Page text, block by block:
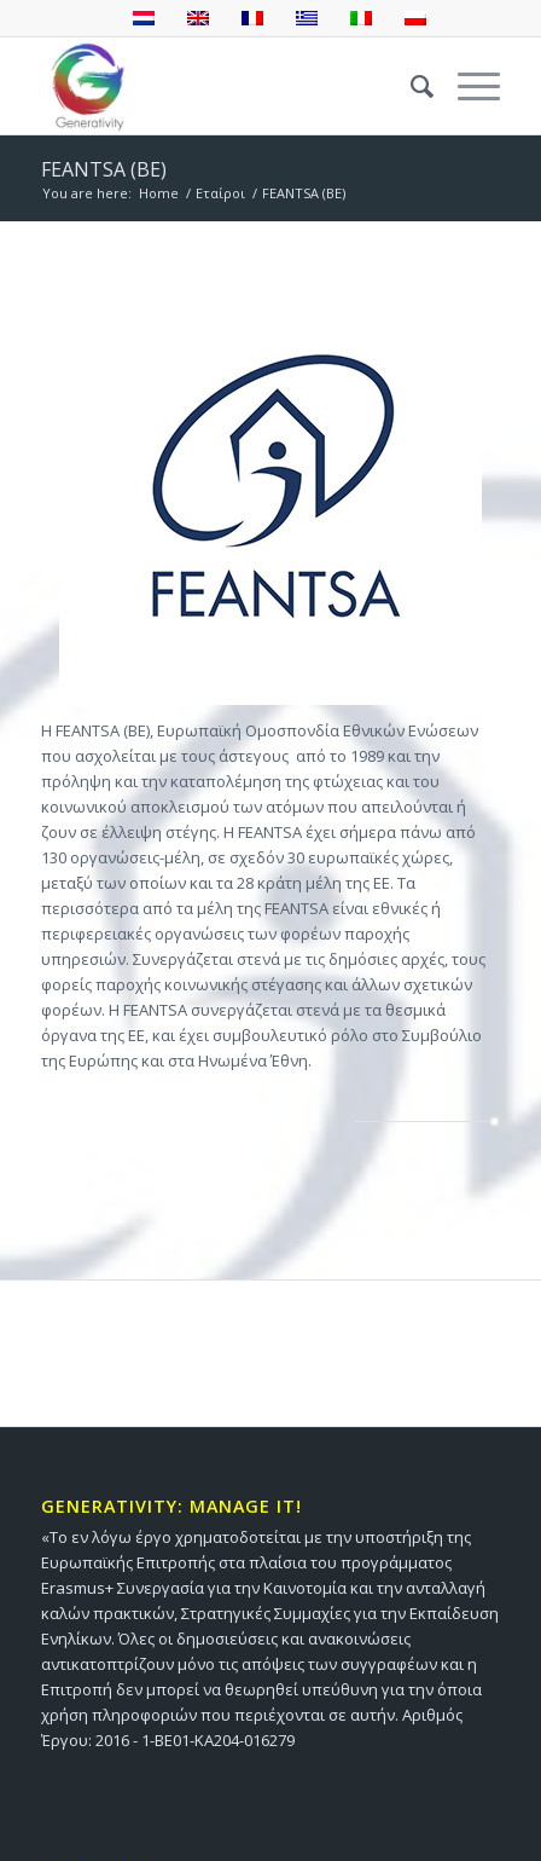
FEANTSA (BE)
You are here: Home / Εταίροι / FEANTSA (BE)
Η FEANTSA (BE), Ευρωπαϊκή Ομοσπονδία Εθνικών Ενώσεων
που ασχολείται με τους άστεγους από το 1989 και την
πρόληψη και την καταπολέμηση της φτώχειας και του
κοινωνικού αποκλεισμού των ατόμων που απειλούνται ή
ζουν σε έλλειψη στέγης. Η FEANTSA έχει σήμερα πάνω από
130 οργανώσεις-μέλη, σε σχεδόν 30 ευρωπαϊκές χώρες,
μεταξύ των οποίων και τα 28 κράτη μέλη της ΕΕ. Τα
περισσότερα από τα μέλη της FEANTSA είναι εθνικές ή
περιφερειακές οργανώσεις των φορέων παροχής
υπηρεσιών. Συνεργάζεται στενά με τις δημόσιες αρχές, τους
φορείς παροχής κοινωνικής στέγασης και άλλων σχετικών
φορέων. Η FEANTSA συνεργάζεται στενά με τα θεσμικά
όργανα της ΕΕ, και έχει συμβουλευτικό ρόλο στο Συμβούλιο
της Ευρώπης και στα Ηνωμένα Έθνη.
GENERATIVITY: MANAGE IT!
«Το εν λόγω έργο χρηματοδοτείται με την υποστήριξη της
Ευρωπαϊκής Επιτροπής στα πλαίσια του προγράμματος
Erasmus+ Συνεργασία για την Καινοτομία και την ανταλλαγή
καλών πρακτικών, Στρατηγικές Συμμαχίες για την Εκπαίδευση
Ενηλίκων. Όλες οι δημοσιεύσεις και ανακοινώσεις
αντικατοπτρίζουν μόνο τις απόψεις των συγγραφέων και η
Επιτροπή δεν μπορεί να θεωρηθεί υπεύθυνη για την όποια
χρήση πληροφοριών που περιέχονται σε αυτήν. Αριθμός
Έργου: 2016 - 1-BE01-KA204-016279